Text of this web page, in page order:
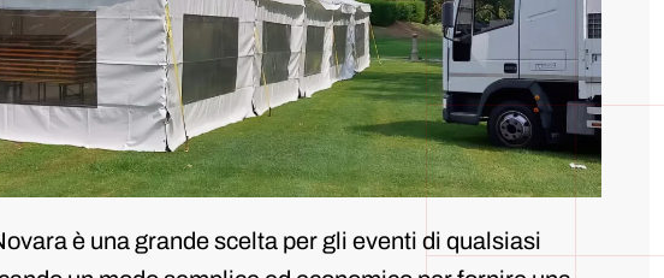
è una grande scelta per gli eventi di qualsiasi